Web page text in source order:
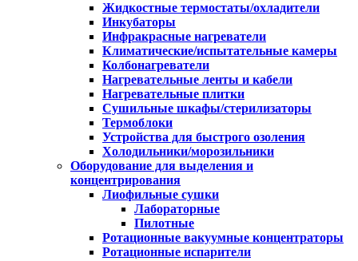
Жидкостные термостаты/охладители
Инкубаторы
Инфракрасные нагреватели
Климатические/испытательные камеры
Колбонагреватели
Нагревательные ленты и кабели
Нагревательные плитки
Сушильные шкафы/стерилизаторы
Термоблоки
Устройства для быстрого озоления
Холодильники/морозильники
Оборудование для выделения и
концентрирования
Лиофильные сушки
Лабораторные
Пилотные
Ротационные вакуумные концентраторы
Ротационные испарители